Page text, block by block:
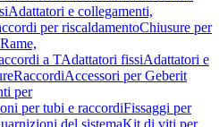
Adattatori e collegamenti,
per riscaldamentoChiusure per
a TAdattatori fissiAdattatori e
RaccordiAccessori per Geberit
per
per tubi e raccordiFissaggi per
del sistemaKit di viti per